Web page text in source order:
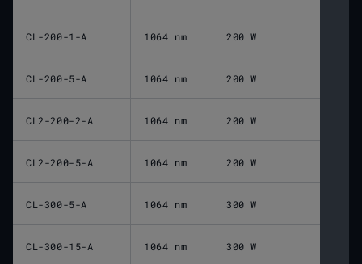
CL-200-1-A 1064 nm 200 W
CL-200-5-A 1064 nm 200 W
CL2-200-2-A 1064 nm 200 W
CL2-200-5-A 1064 nm 200 W
CL-300-5-A 1064 nm 300 W
CL-300-15-A 1064 nm 300 W